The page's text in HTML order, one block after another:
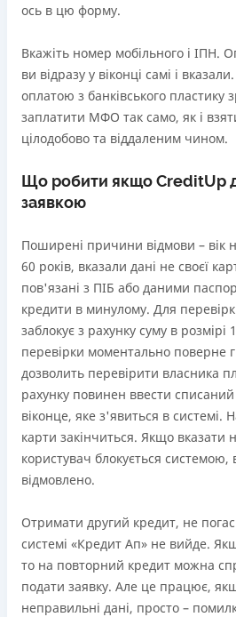
ось в цю форму.
Вкажіть номер мобільного і ІПН.
ви відразу у віконці самі і
оплатою з банківського
заплатити МФО так само, як і
цілодобово та віддаленим чином.
Що робити якщо CreditUp
заявкою
Поширені причини відмови – вік
60 років, вказали дані не своєї
пов'язані з ПІБ або даними
кредити в минулому. Для
заблокує з рахунку суму в розмірі
перевірки моментально поверне
дозволить перевірити власника
рахунку повинен ввести списаний
віконце, яке з'явиться в системі.
карти закінчиться. Якщо вказати
користувач блокується системою,
відмовлено.
Отримати другий кредит, не
системі «Кредит Ап» не вийде.
то на повторний кредит можна
подати заявку. Але це працює,
неправильні дані, просто –